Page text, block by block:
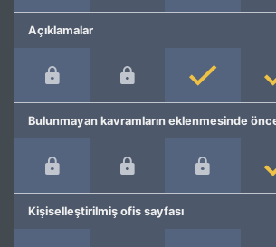
Açıklamalar
Bulunmayan kavramların eklenmesinde
Kişiselleştirilmiş ofis sayfası